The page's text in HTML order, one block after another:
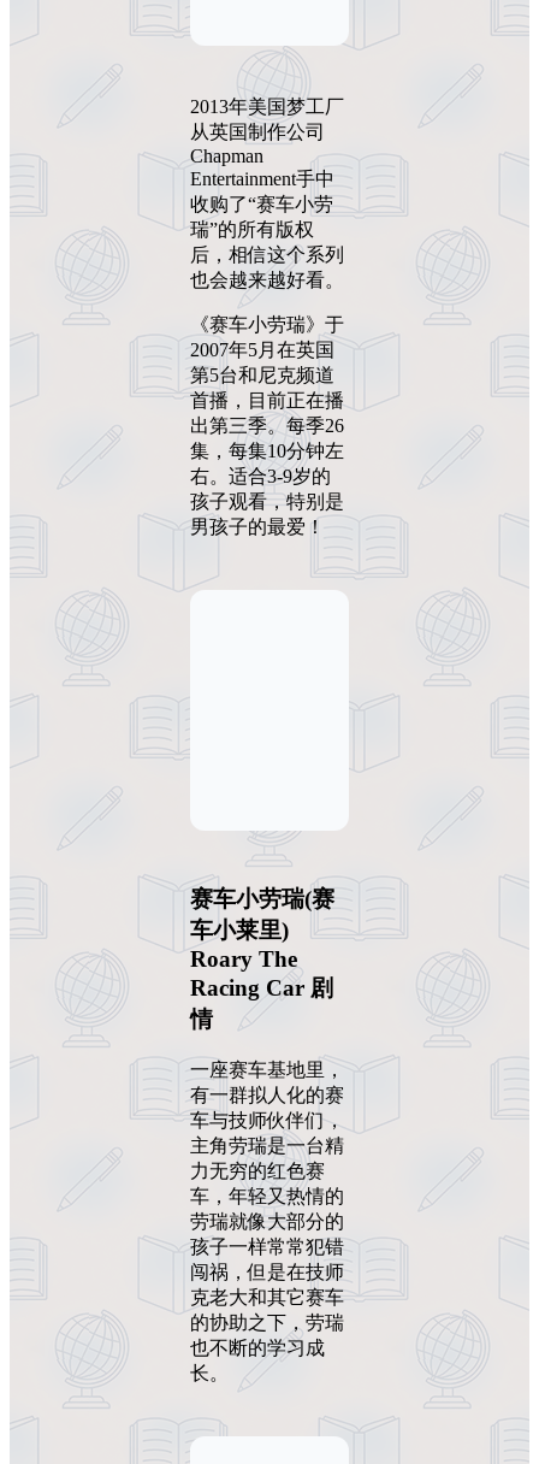
2013年美国梦工厂
从英国制作公司
Chapman
Entertainment手中
收购了“赛车小劳
瑞”的所有版权
后，相信这个系列
也会越来越好看。
《赛车小劳瑞》于
2007年5月在英国
第5台和尼克频道
首播，目前正在播
出第三季。每季26
集，每集10分钟左
右。适合3-9岁的
孩子观看，特别是
男孩子的最爱！
赛车小劳瑞(赛
车小莱里)
Roary The
Racing Car 剧
情
一座赛车基地里，
有一群拟人化的赛
车与技师伙伴们，
主角劳瑞是一台精
力无穷的红色赛
车，年轻又热情的
劳瑞就像大部分的
孩子一样常常犯错
闯祸，但是在技师
克老大和其它赛车
的协助之下，劳瑞
也不断的学习成
长。